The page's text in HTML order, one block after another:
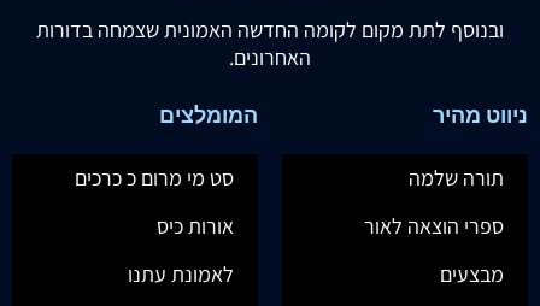
ובנוסף לתת מקום לקומה החדשה האמונית שצמחה בדורות
האחרונים.
ניווט מהיר
תורה שלמה
ספרי הוצאה לאור
מבצעים
המומלצים
סט מי מרום כ כרכים
אורות כיס
לאמונת עתנו